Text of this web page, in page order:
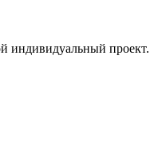
индивидуальный проект.